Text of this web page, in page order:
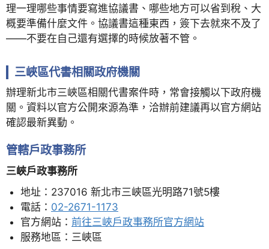
理一理哪些事情要寫進協議書、哪些地方可以省到稅、大
概要準備什麼文件。協議書這種東西，簽下去就來不及了
——不要在自己還有選擇的時候放著不管。
三峽區代書相關政府機關
辦理新北市三峽區相關代書案件時，常會接觸以下政府機
關。資料以官方公開來源為準，洽辦前建議再以官方網站
確認最新異動。
管轄戶政事務所
三峽戶政事務所
地址：237016 新北市三峽區光明路71號5樓
電話： 02-2671-1173
官方網站： 前往三峽戶政事務所官方網站
服務地區：三峽區